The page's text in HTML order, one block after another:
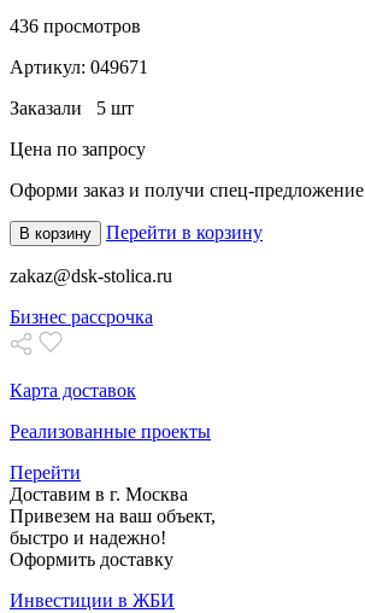
436 просмотров
Артикул: 049671
Заказали 5 шт
Цена по запросу
Оформи заказ и получи спец-предложение
В корзину Перейти в корзину
zakaz@dsk-stolica.ru
Бизнес рассрочка
Карта доставок
Реализованные проекты
Перейти
Доставим в г. Москва
Привезем на ваш объект,
быстро и надежно!
Оформить доставку
Инвестиции в ЖБИ